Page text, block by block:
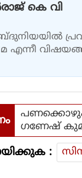
കെ വി
എന്നീ
ഗണേഷ്
: